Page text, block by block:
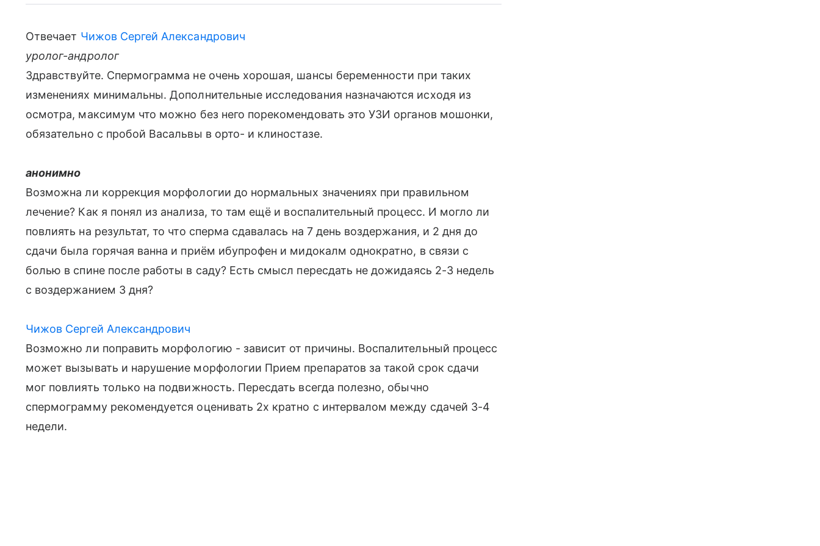
Отвечает Чижов Сергей Александрович
уролог-андролог
Здравствуйте. Спермограмма не очень хорошая, шансы беременности при таких
изменениях минимальны. Дополнительные исследования назначаются исходя из
осмотра, максимум что можно без него порекомендовать это УЗИ органов мошонки,
обязательно с пробой Васальвы в орто- и клиностазе.
анонимно
Возможна ли коррекция морфологии до нормальных значениях при правильном
лечение? Как я понял из анализа, то там ещё и воспалительный процесс. И могло ли
повлиять на результат, то что сперма сдавалась на 7 день воздержания, и 2 дня до
сдачи была горячая ванна и приём ибупрофен и мидокалм однократно, в связи с
болью в спине после работы в саду? Есть смысл пересдать не дожидаясь 2-3 недель
с воздержанием 3 дня?
Чижов Сергей Александрович
Возможно ли поправить морфологию - зависит от причины. Воспалительный процесс
может вызывать и нарушение морфологии Прием препаратов за такой срок сдачи
мог повлиять только на подвижность. Пересдать всегда полезно, обычно
спермограмму рекомендуется оценивать 2х кратно с интервалом между сдачей 3-4
недели.